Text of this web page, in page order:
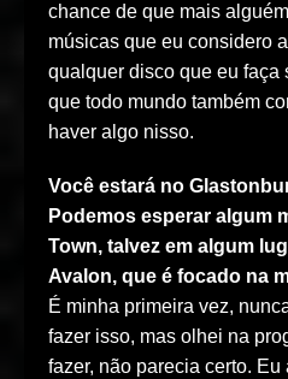
chance de que mais
músicas que eu considero
qualquer disco que eu faça
que todo mundo também
haver algo nisso.
Você estará no
Podemos esperar algum
Town, talvez em algum
Avalon, que é focado na
É minha primeira vez,
fazer isso, mas olhei na
fazer, não parecia certo.